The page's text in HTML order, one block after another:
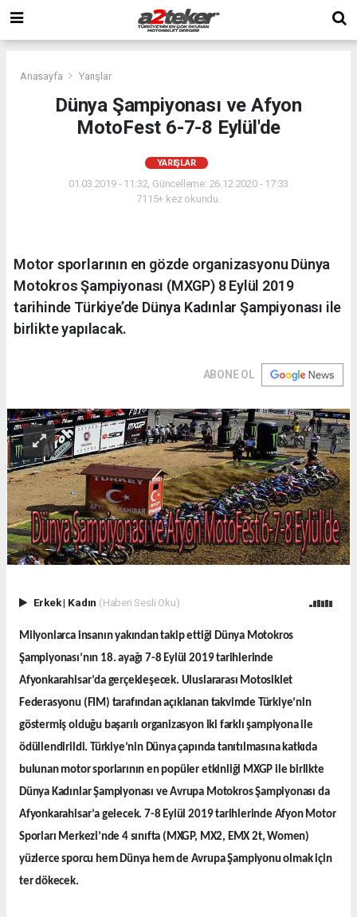
Anasayfa Yarışlar
Dünya Şampiyonası ve Afyon
MotoFest 6-7-8 Eylül'de
YARIŞLAR
01.03.2019 - 11:32, Güncelleme: 26.12.2020 - 17:33
7115+ kez okundu.
Motor sporlarının en gözde organizasyonu Dünya
Motokros Şampiyonası (MXGP) 8 Eylül 2019
tarihinde Türkiye’de Dünya Kadınlar Şampiyonası ile
birlikte yapılacak.
ABONE OL
Erkek| Kadın (Haberi Sesli Oku)
Milyonlarca insanın yakından takip ettiği Dünya Motokros
Şampiyonası’nın 18. ayağı 7-8 Eylül 2019 tarihlerinde
Afyonkarahisar’da gerçekleşecek. Uluslararası Motosiklet
Federasyonu (FIM) tarafından açıklanan takvimde Türkiye’nin
göstermiş olduğu başarılı organizasyon iki farklı şampiyona ile
ödüllendirildi. Türkiye’nin Dünya çapında tanıtılmasına katkıda
bulunan motor sporlarının en popüler etkinliği MXGP ile birlikte
Dünya Kadınlar Şampiyonası ve Avrupa Motokros Şampiyonası da
Afyonkarahisar’a gelecek. 7-8 Eylül 2019 tarihlerinde Afyon Motor
Sporları Merkezi’nde 4 sınıfta (MXGP, MX2, EMX 2t, Women)
yüzlerce sporcu hem Dünya hem de Avrupa Şampiyonu olmak için
ter dökecek.